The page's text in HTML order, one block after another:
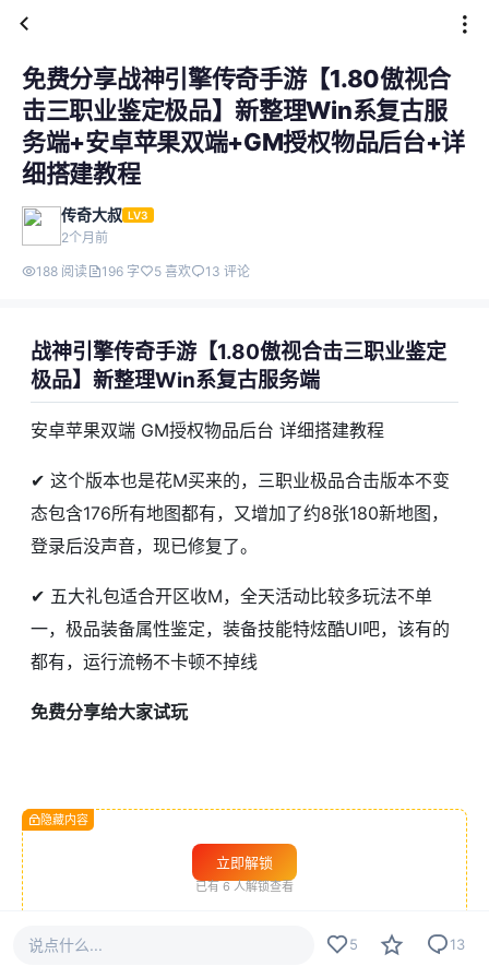
免费分享战神引擎传奇手游【1.80傲视合
击三职业鉴定极品】新整理Win系复古服
务端+安卓苹果双端+GM授权物品后台+详
细搭建教程
传奇大叔 LV3
2个月前
188 阅读 196 字 5 喜欢 13 评论
战神引擎传奇手游【1.80傲视合击三职业鉴定
极品】新整理Win系复古服务端
安卓苹果双端 GM授权物品后台 详细搭建教程
✔ 这个版本也是花M买来的，三职业极品合击版本不变
态包含176所有地图都有，又增加了约8张180新地图，
登录后没声音，现已修复了。
✔ 五大礼包适合开区收M，全天活动比较多玩法不单
一，极品装备属性鉴定，装备技能特炫酷UI吧，该有的
都有，运行流畅不卡顿不掉线
免费分享给大家试玩
隐藏内容
立即解锁
已有 6 人解锁查看
#战神引擎
说点什么... 5 13